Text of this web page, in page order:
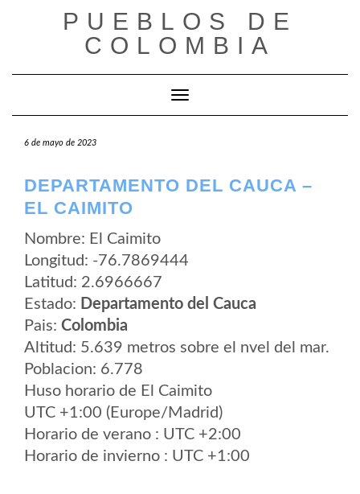
PUEBLOS DE
COLOMBIA
Cambiar modo de navegación
6 de mayo de 2023
DEPARTAMENTO DEL CAUCA –
EL CAIMITO
Nombre: El Caimito
Longitud: -76.7869444
Latitud: 2.6966667
Estado: Departamento del Cauca
Pais: Colombia
Altitud: 5.639 metros sobre el nvel del mar.
Poblacion: 6.778
Huso horario de El Caimito
UTC +1:00 (Europe/Madrid)
Horario de verano : UTC +2:00
Horario de invierno : UTC +1:00